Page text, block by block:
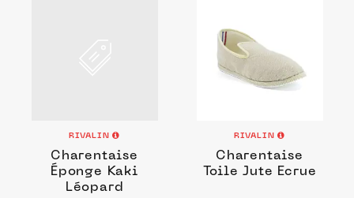
RIVALIN
Charentaise
Éponge Kaki
Léopard
RIVALIN
Charentaise
Toile Jute Ecrue